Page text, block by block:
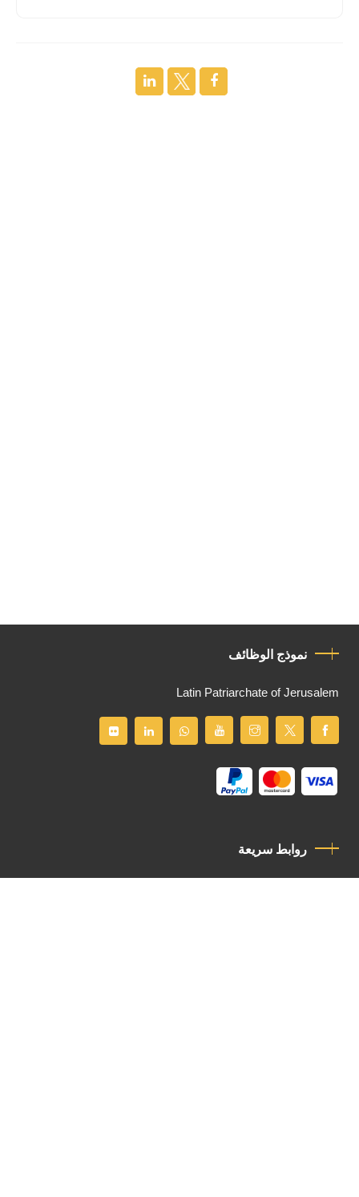
نموذج الوظائف
Latin Patriarchate of Jerusalem
روابط سريعة